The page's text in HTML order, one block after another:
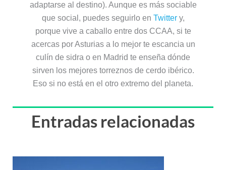
adaptarse al destino). Aunque es más sociable
que social, puedes seguirlo en Twittery,
porque vive a caballo entre dos CCAA, si te
acercas por Asturias a lo mejor te escancia un
culín de sidra o en Madrid te enseña dónde
sirven los mejores torreznos de cerdo ibérico.
Eso si no está en el otro extremo del planeta.
Entradas relacionadas